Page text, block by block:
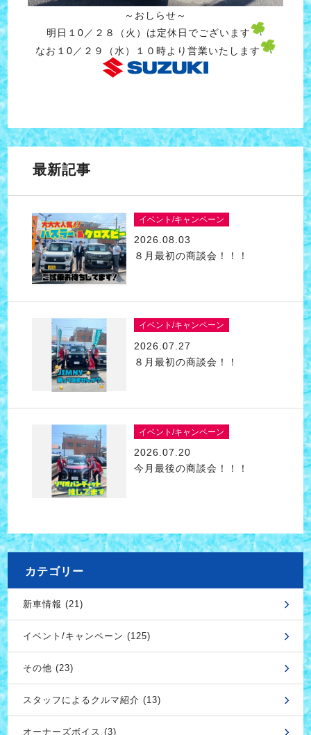
～おしらせ～
明日１0／２８（火）は定休日でございます
なお１0／２９（水）１０時より営業いたします
最新記事
イベント/キャンペーン
2026.08.03
８月最初の商談会！！！
イベント/キャンペーン
2026.07.27
８月最初の商談会！！
イベント/キャンペーン
2026.07.20
今月最後の商談会！！！
カテゴリー
新車情報 (21)
イベント/キャンペーン (125)
その他 (23)
スタッフによるクルマ紹介 (13)
オーナーズボイス (3)